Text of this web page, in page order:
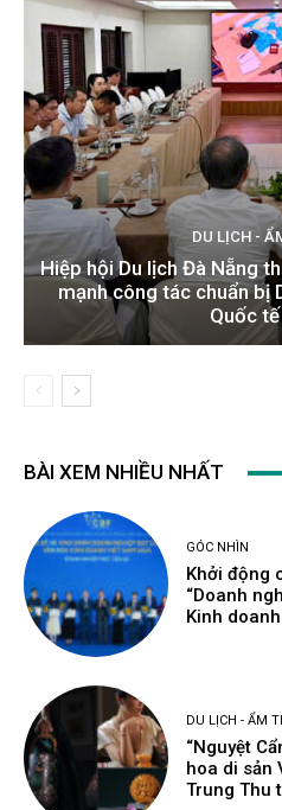
DU LỊCH -
Hiệp hội Du lịch Đà Nẵng
mạnh công tác chuẩn bị
Quốc
BÀI XEM NHIỀU NHẤT
GÓC NHÌN
Khởi động
“Doanh
Kinh
DU LỊCH - ẨM
“Nguyệt
hoa di sản
Trung Thu